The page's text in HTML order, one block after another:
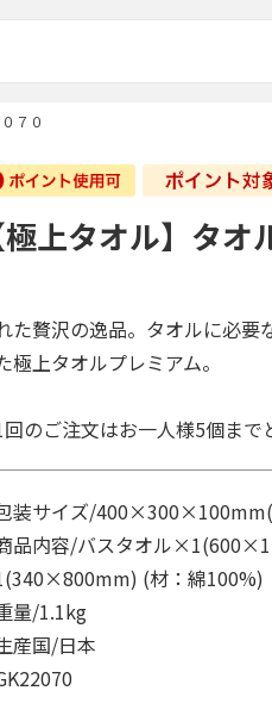
７０
極上タオル】タ
た贅沢の逸品。タオルに必要
極上タオルプレミアム。
のご注文はお一人様5個まで
装サイズ/
品内容/バスタオル
(材：綿100%)
量/1.1kg
産国/日本